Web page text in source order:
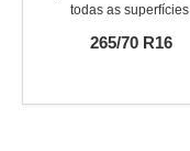
todas as superfícies.
265/70 R16